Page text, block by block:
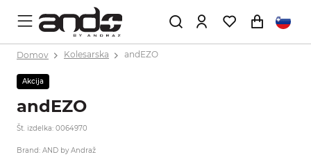
Domov Kolesarska andEZO
Akcija
andEZO
Št. izdelka: 0064970
Brand: AND by Andraž